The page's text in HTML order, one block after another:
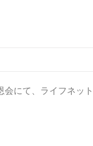
会にて、ライフネッ